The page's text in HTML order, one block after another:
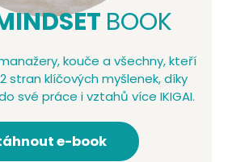
BOOK
kouče a všechny, kteří
stran klíčových myšlenek, díky
své práce i vztahů více IKIGAI.
e-book